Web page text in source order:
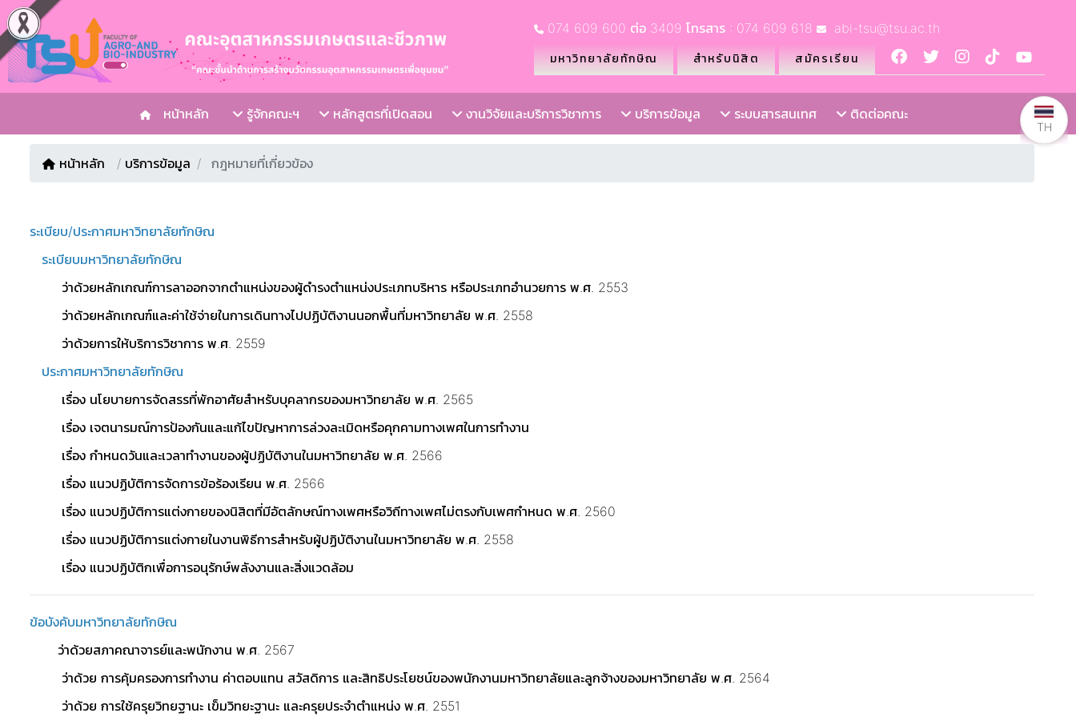
074 609 600 ต่อ 3409 โทรสาร : 074 609 618 abi-tsu@tsu.ac.th
มหาวิทยาลัยทักษิณ สำหรับนิสิต สมัครเรียน
หน้าหลัก รู้จักคณะฯ หลักสูตรที่เปิดสอน งานวิจัยและบริการวิชาการ บริการข้อมูล ระบบสารสนเทศ ติดต่อคณะ
หน้าหลัก / บริการข้อมูล กฎหมายที่เกี่ยวข้อง
ระเบียบ/ประกาศมหาวิทยาลัยทักษิณ
ระเบียบมหาวิทยาลัยทักษิณ
ว่าด้วยหลักเกณฑ์การลาออกจากตำแหน่งของผู้ดำรงตำแหน่งประเภทบริหาร หรือประเภทอำนวยการ พ.ศ. 2553
ว่าด้วยหลักเกณฑ์และค่าใช้จ่ายในการเดินทางไปปฏิบัติงานนอกพื้นที่มหาวิทยาลัย พ.ศ. 2558
ว่าด้วยการให้บริการวิชาการ พ.ศ. 2559
ประกาศมหาวิทยาลัยทักษิณ
เรื่อง นโยบายการจัดสรรที่พักอาศัยสำหรับบุคลากรของมหาวิทยาลัย พ.ศ. 2565
เรื่อง เจตนารมณ์การป้องกันและแก้ไขปัญหาการล่วงละเมิดหรือคุกคามทางเพศในการทำงาน
เรื่อง กำหนดวันและเวลาทำงานของผู้ปฏิบัติงานในมหาวิทยาลัย พ.ศ. 2566
เรื่อง แนวปฏิบัติการจัดการข้อร้องเรียน พ.ศ. 2566
เรื่อง แนวปฏิบัติการแต่งกายของนิสิตที่มีอัตลักษณ์ทางเพศหรือวิถีทางเพศไม่ตรงกับเพศกำหนด พ.ศ. 2560
เรื่อง แนวปฏิบัติการแต่งกายในงานพิธีการสำหรับผู้ปฏิบัติงานในมหาวิทยาลัย พ.ศ. 2558
เรื่อง แนวปฏิบัติกเพื่อการอนุรักษ์พลังงานและสิ่งแวดล้อม
ข้อบังคับมหาวิทยาลัยทักษิณ
ว่าด้วยสภาคณาจารย์และพนักงาน พ.ศ. 2567
ว่าด้วย การคุ้มครองการทำงาน ค่าตอบแทน สวัสดิการ และสิทธิประโยชน์ของพนักงานมหาวิทยาลัยและลูกจ้างของมหาวิทยาลัย พ.ศ. 2564
ว่าด้วย การใช้ครุยวิทยฐานะ เข็มวิทยะฐานะ และครุยประจำตำแหน่ง พ.ศ. 2551
TH